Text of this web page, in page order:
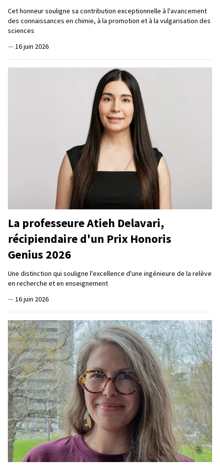
Cet honneur souligne sa contribution exceptionnelle à l'avancement
des connaissances en chimie, à la promotion et à la vulgarisation des
sciences
— 16 juin 2026
La professeure Atieh Delavari,
récipiendaire d'un Prix Honoris
Genius 2026
Une distinction qui souligne l'excellence d'une ingénieure de la relève
en recherche et en enseignement
— 16 juin 2026